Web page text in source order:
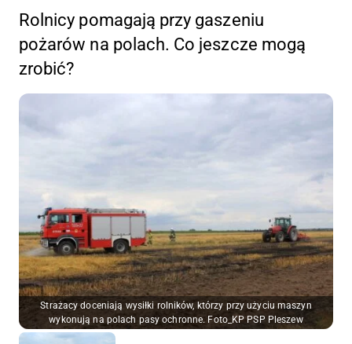
Rolnicy pomagają przy gaszeniu
pożarów na polach. Co jeszcze mogą
zrobić?
Strażacy doceniają wysiłki rolników, którzy przy użyciu maszyn
wykonują na polach pasy ochronne. Foto_KP PSP Pleszew